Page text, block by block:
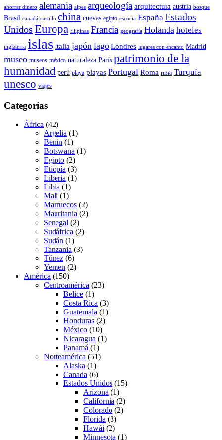
ahorrar dinero alemania alpes arqueología arquitectura austria bosque
Brasil canadá castillo china cuevas egipto escocia España Estados
Unidos Europa filipinas Francia geografía Holanda hoteles
inglaterra islas italia japón lago Londres lugares con encanto Madrid
museo museos méxico naturaleza París patrimonio de la
humanidad perú playa playas Portugal Roma rusia Turquía
unesco viajes
Categorías
África (42)
Argelia (1)
Benin (1)
Botswana (1)
Egipto (2)
Etiopía (3)
Liberia (1)
Libia (1)
Mali (1)
Marruecos (2)
Mauritania (2)
Senegal (2)
Sudáfrica (2)
Sudán (1)
Tanzania (3)
Túnez (6)
Yemen (2)
América (150)
Centroamérica (23)
Belice (1)
Costa Rica (3)
Guatemala (1)
Honduras (2)
México (10)
Nicaragua (1)
Panamá (1)
Norteamérica (51)
Alaska (1)
Canada (6)
Estados Unidos (15)
Arizona (1)
California (2)
Colorado (2)
Florida (3)
Hawái (2)
Minnesota (1)